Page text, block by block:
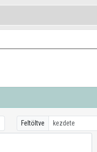
Feltöltve